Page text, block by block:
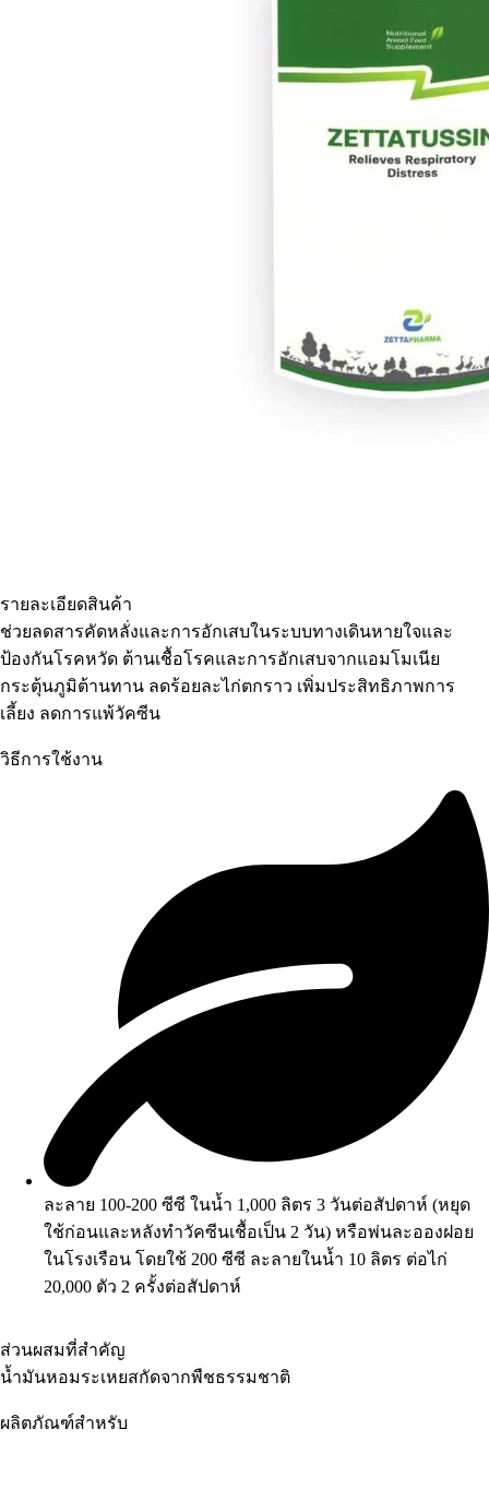
รายละเอียดสินค้า
ช่วยลดสารคัดหลั่งและการอักเสบในระบบทางเดินหายใจและ
ป้องกันโรคหวัด ต้านเชื้อโรคและการอักเสบจากแอมโมเนีย
กระตุ้นภูมิต้านทาน ลดร้อยละไก่ตกราว เพิ่มประสิทธิภาพการ
เลี้ยง ลดการแพ้วัคซีน
วิธีการใช้งาน
ละลาย 100-200 ซีซี ในน้ำ 1,000 ลิตร 3 วันต่อสัปดาห์ (หยุด
ใช้ก่อนและหลังทำวัคซีนเชื้อเป็น 2 วัน) หรือพ่นละอองฝอย
ในโรงเรือน โดยใช้ 200 ซีซี ละลายในน้ำ 10 ลิตร ต่อไก่
20,000 ตัว 2 ครั้งต่อสัปดาห์
ส่วนผสมที่สำคัญ
น้ำมันหอมระเหยสกัดจากพืชธรรมชาติ
ผลิตภัณฑ์สำหรับ